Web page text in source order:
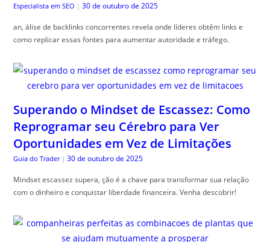
Especialista em SEO | 30 de outubro de 2025
an, álise de backlinks concorrentes revela onde líderes obtêm links e
como replicar essas fontes para aumentar autoridade e tráfego.
Superando o Mindset de Escassez: Como
Reprogramar seu Cérebro para Ver
Oportunidades em Vez de Limitações
Guia do Trader | 30 de outubro de 2025
Mindset escassez supera, ção é a chave para transformar sua relação
com o dinheiro e conquistar liberdade financeira. Venha descobrir!